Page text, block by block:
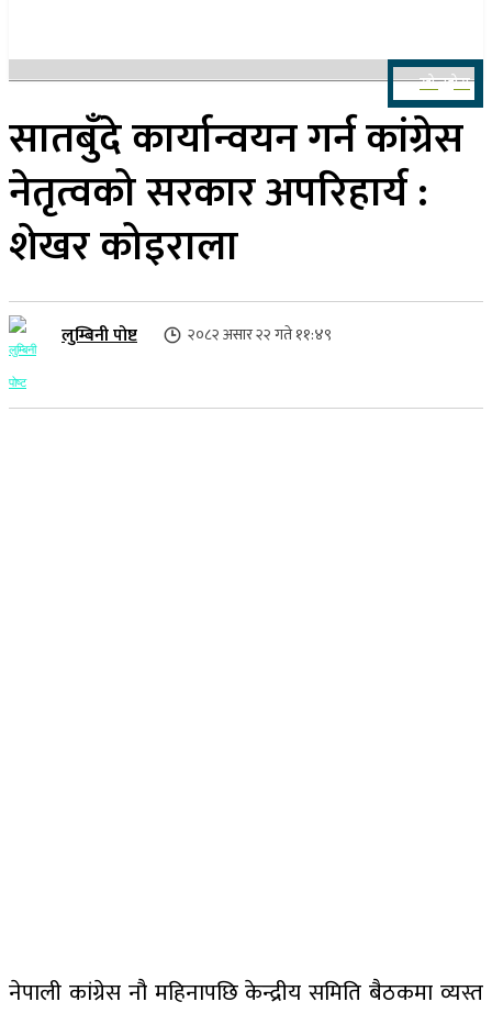
खोज्नुहोस
सातबुँदे कार्यान्वयन गर्न कांग्रेस
नेतृत्वको सरकार अपरिहार्य :
शेखर कोइराला
लुम्बिनी पोष्ट २०८२ असार २२ गते ११:४९
नेपाली कांग्रेस नौ महिनापछि केन्द्रीय समिति बैठकमा व्यस्त